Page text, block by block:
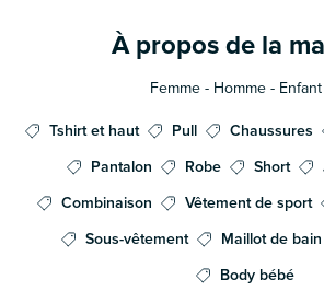
À propos de la
Femme - Homme - Enfant
Tshirt et haut Pull Chaussures
Pantalon
Robe Short
Combinaison
Vêtement de sport
Sous-vêtement
Maillot de bain
Body bébé